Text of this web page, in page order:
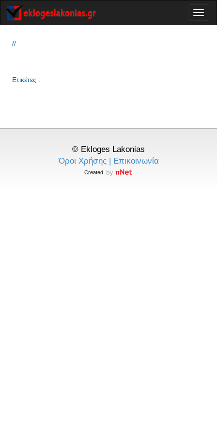
//
Ετικέτες :
© Ekloges Lakonias
Όροι Χρήσης | Επικοινωνία
Created